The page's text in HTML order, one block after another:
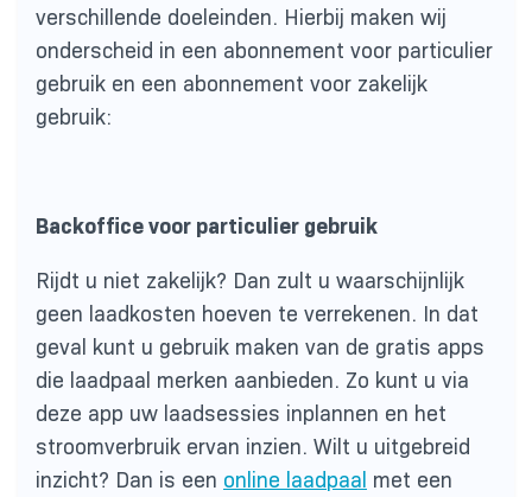
verschillende doeleinden. Hierbij maken wij
onderscheid in een abonnement voor particulier
gebruik en een abonnement voor zakelijk
gebruik:
Backoffice voor particulier gebruik
Rijdt u niet zakelijk? Dan zult u waarschijnlijk
geen laadkosten hoeven te verrekenen. In dat
geval kunt u gebruik maken van de gratis apps
die laadpaal merken aanbieden. Zo kunt u via
deze app uw laadsessies inplannen en het
stroomverbruik ervan inzien. Wilt u uitgebreid
inzicht? Dan is een online laadpaal met een